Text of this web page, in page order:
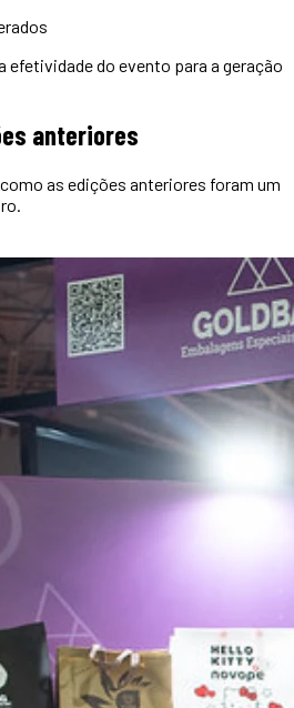
efetividade do evento para a geração
anteriores
as edições anteriores foram um